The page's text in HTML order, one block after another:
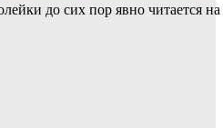
до сих пор явно читается на